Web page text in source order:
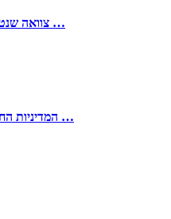
צוואה שנטען על כשירות המצווה אותה ועל כוחה לבטל את קודמתה …
המדיניות החינוכית ואסטרטגיות הניהול של מנהלי בתי ספר על יסודיים …